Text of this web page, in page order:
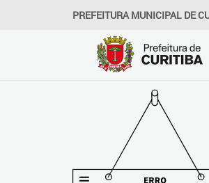
PREFEITURA MUNICIPAL DE